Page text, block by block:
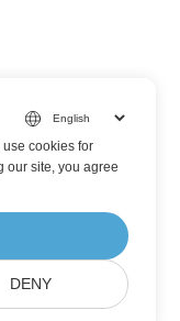
cookies for
our site, you agree
DENY